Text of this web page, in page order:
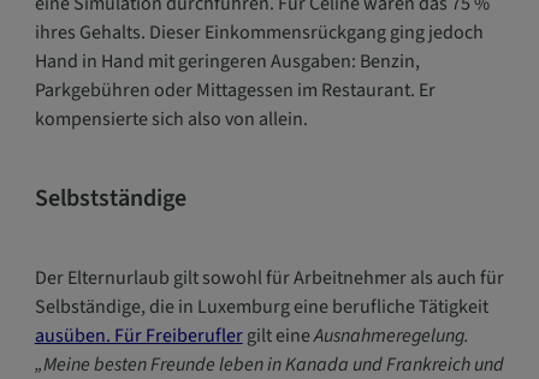
ihres Gehalts. Dieser Einkommensrückgang ging jedoch
Hand in Hand mit geringeren Ausgaben: Benzin,
Parkgebühren oder Mittagessen im Restaurant. Er
kompensierte sich also von allein.
Selbstständige
Der Elternurlaub gilt sowohl für Arbeitnehmer als auch für
Selbständige, die in Luxemburg eine berufliche Tätigkeit
ausüben. Für Freiberuflergilt eineAusnahmeregelung.
„Meine besten Freunde leben in Kanada und Frankreich und